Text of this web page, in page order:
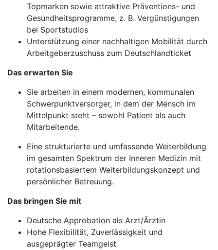
Topmarken sowie attraktive Präventions- und
Gesundheitsprogramme, z. B. Vergünstigungen
bei Sportstudios
Unterstützung einer nachhaltigen Mobilität durch
Arbeitgeberzuschuss zum Deutschlandticket
Das erwarten Sie
Sie arbeiten in einem modernen, kommunalen
Schwerpunktversorger, in dem der Mensch im
Mittelpunkt steht – sowohl Patient als auch
Mitarbeitende.
Eine strukturierte und umfassende Weiterbildung
im gesamten Spektrum der Inneren Medizin mit
rotationsbasiertem Weiterbildungskonzept und
persönlicher Betreuung.
Das bringen Sie mit
Deutsche Approbation als Arzt/Ärztin
Hohe Flexibilität, Zuverlässigkeit und
ausgeprägter Teamgeist